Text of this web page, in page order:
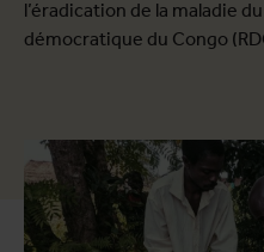
l’éradication de la maladie
démocratique du Congo